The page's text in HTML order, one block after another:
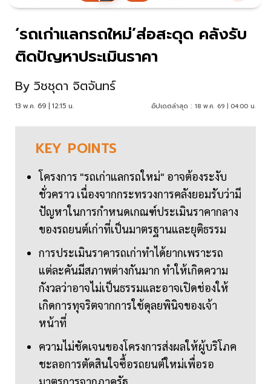
‘รถเก่าแลกรถใหม่’ส่อสะดุด คลังรับ
ติดปัญหาประเมินราคา
By วิชชุดา จิตจันทร์
13 พ.ค. 69 | 12:15 น. อัปเดตล่าสุด : 18 พ.ค. 69 | 04:00 น.
KEY POINTS
โครงการ "รถเก่าแลกรถใหม่" อาจต้องระงับ
ชั่วคราว เนื่องจากกระทรวงการคลังยอมรับว่ามี
ปัญหาในการกำหนดเกณฑ์ประเมินราคากลาง
ของรถยนต์เก่าที่เป็นมาตรฐานและยุติธรรม
การประเมินราคารถเก่าทำได้ยากเพราะรถ
แต่ละคันมีสภาพต่างกันมาก ทำให้เกิดความ
กังวลว่าอาจไม่เป็นธรรมและอาจเปิดช่องให้
เกิดการทุจริตจากการใช้ดุลยพินิจของเจ้า
หน้าที่
ความไม่ชัดเจนของโครงการส่งผลให้ผู้บริโภค
ชะลอการตัดสินใจซื้อรถยนต์ใหม่เพื่อรอ